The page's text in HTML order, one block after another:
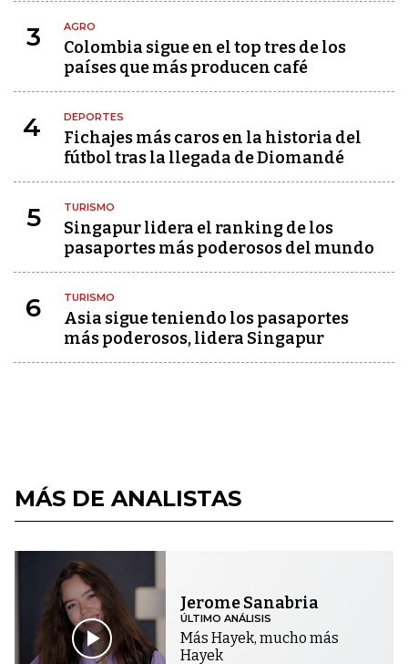
3 AGRO
Colombia sigue en el top tres de los
países que más producen café
4 DEPORTES
Fichajes más caros en la historia del
fútbol tras la llegada de Diomandé
5 TURISMO
Singapur lidera el ranking de los
pasaportes más poderosos del mundo
6 TURISMO
Asia sigue teniendo los pasaportes
más poderosos, lidera Singapur
MÁS DE ANALISTAS
Jerome Sanabria
ÚLTIMO ANÁLISIS
Más Hayek, mucho más
Hayek